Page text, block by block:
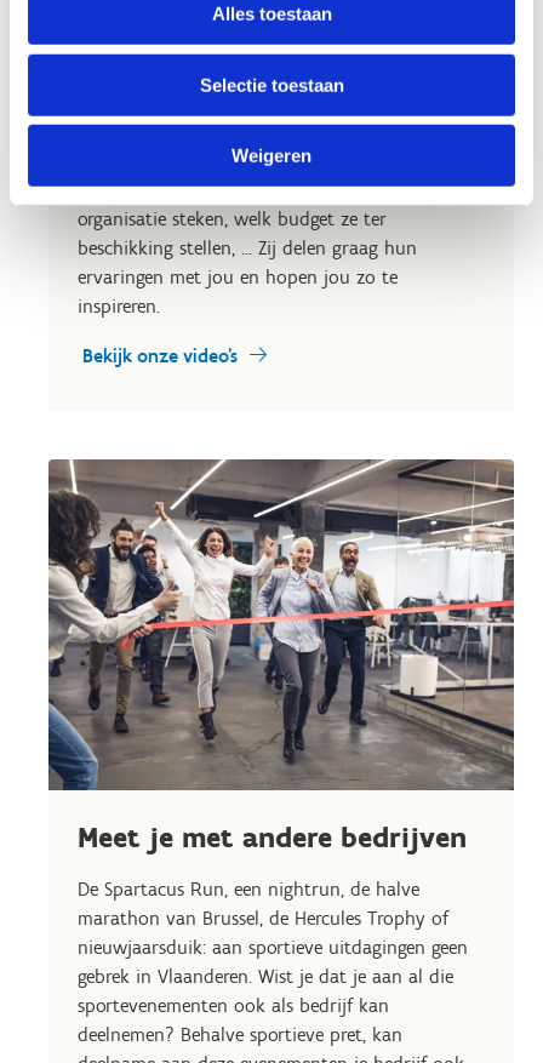
Alles toestaan
Selectie toestaan
Weigeren
Laat je inspireren door andere
bedrijven
Heel wat bedrijven zetten al de stap richting
Sportbedrijf. Hoe zij het aanpakken, welke
activiteiten ze organiseren, hoeveel tijd ze in de
organisatie steken, welk budget ze ter
beschikking stellen, ... Zij delen graag hun
ervaringen met jou en hopen jou zo te
inspireren.
Bekijk onze video's
Meet je met andere bedrijven
De Spartacus Run, een nightrun, de halve
marathon van Brussel, de Hercules Trophy of
nieuwjaarsduik: aan sportieve uitdagingen geen
gebrek in Vlaanderen. Wist je dat je aan al die
sportevenementen ook als bedrijf kan
deelnemen? Behalve sportieve pret, kan